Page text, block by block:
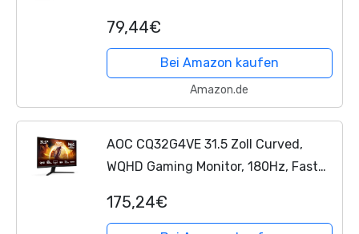
Compatible, (1920x1080 HDMI 1x 2.0
DP 1x 1.4) Schwarz
79,44€
Bei Amazon kaufen
Amazon.de
AOC CQ32G4VE 31.5 Zoll Curved,
WQHD Gaming Monitor, 180Hz, Fast
HDR10, FreeSync, (2560x1440 HDMI
175,24€